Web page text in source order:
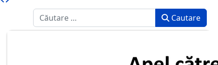
Caută Cautare